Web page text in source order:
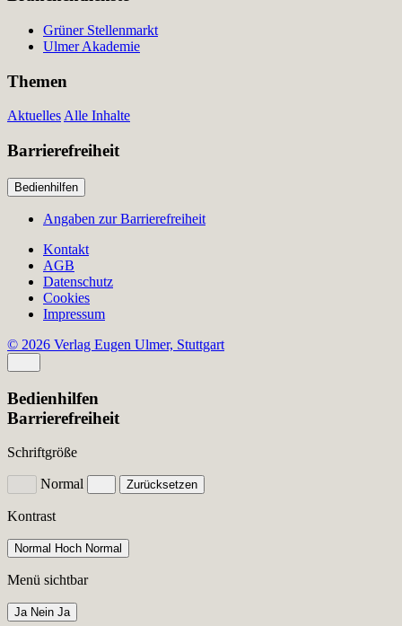
Grüner Stellenmarkt
Ulmer Akademie
Themen
AktuellesAlle Inhalte
Barrierefreiheit
Bedienhilfen
Angaben zur Barrierefreiheit
Kontakt
AGB
Datenschutz
Cookies
Impressum
© 2026 Verlag Eugen Ulmer, Stuttgart
Bedienhilfen
Barrierefreiheit
Schriftgröße
Normal Zurücksetzen
Kontrast
Normal Hoch Normal
Menü sichtbar
Ja Nein Ja